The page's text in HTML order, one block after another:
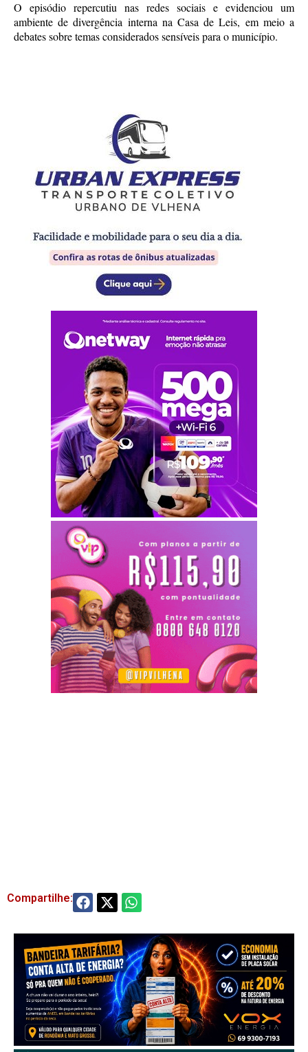
O episódio repercutiu nas redes sociais e evidenciou um
ambiente de divergência interna na Casa de Leis, em meio a
debates sobre temas considerados sensíveis para o município.
Compartilhe: